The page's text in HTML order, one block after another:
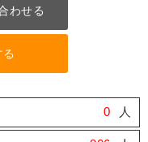
わせる
る
0 人